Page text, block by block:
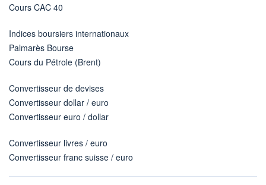
Cours CAC 40
Indices boursiers internationaux
Palmarès Bourse
Cours du Pétrole (Brent)
Convertisseur de devises
Convertisseur dollar / euro
Convertisseur euro / dollar
Convertisseur livres / euro
Convertisseur franc suisse / euro